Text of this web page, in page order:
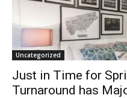
Uncategorized
Just in Time for
Turnaround has